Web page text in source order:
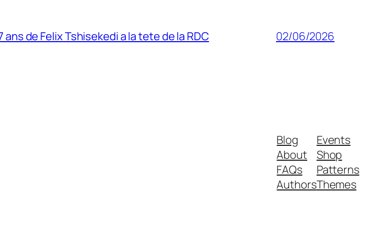
de Felix Tshisekedi a la tete de la RDC 02/06/2026
Blog
About
FAQs
Authors
Events
Shop
Patterns
Themes